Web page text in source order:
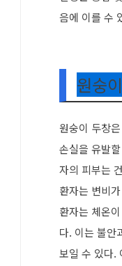
음에 이를 수
원숭
원숭이 두창
손실을 유발
자의 피부는
환자는 변비
환자는 체온
다. 이는 불안
보일 수 있다.